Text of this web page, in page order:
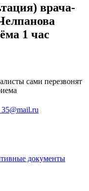
врача-
1 час
сами перезвонят
документы